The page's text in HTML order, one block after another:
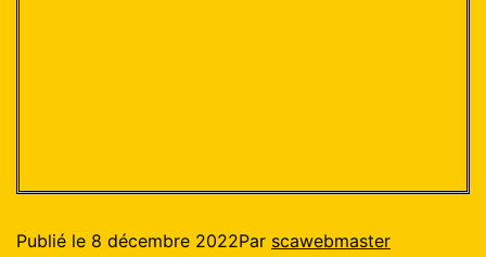
Publié le 8 décembre 2022Par scawebmaster